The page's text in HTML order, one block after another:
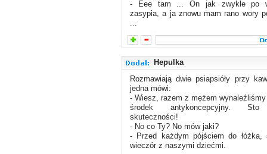
- Eee tam ... On jak zwykle po
zasypia, a ja znowu mam rano wory
...
Hepulka
Rozmawiają dwie psiapsióły przy
jedna mówi:
- Wiesz, razem z mężem wynaleźliśmy
środek antykoncepcyjny. Sto
skuteczności!
- No co Ty? No mów jaki?
- Przed każdym pójściem do łóżka,
wieczór z naszymi dziećmi.